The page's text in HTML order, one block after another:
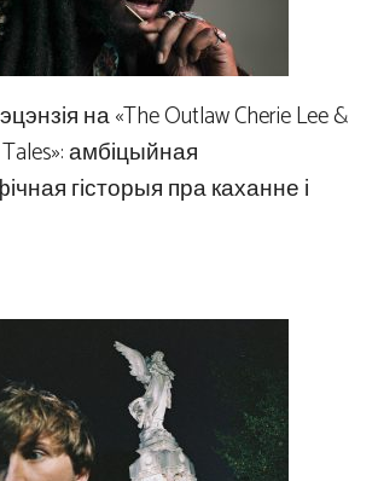
на «The Outlaw Cherie Lee &
амбіцыйная
гісторыя пра каханне і